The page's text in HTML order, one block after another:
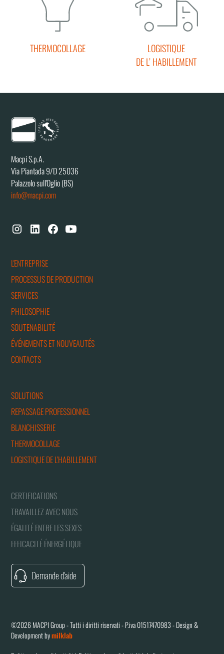
THERMOCOLLAGE
LOGISTIQUE
DE L’ HABILLEMENT
Macpi S.p.A.
Via Piantada 9/D 25036
Palazzolo sull'Oglio (BS)
info@macpi.com
L'ENTREPRISE
PROCESSUS DE PRODUCTION
SERVICES
PHILOSOPHIE
SOUTENABILITÉ
ÉVÉNEMENTS ET NOUVEAUTÉS
CONTACTS
SOLUTIONS
REPASSAGE PROFESSIONNEL
BLANCHISSERIE
THERMOCOLLAGE
LOGISTIQUE DE L’HABILLEMENT
CERTIFICATIONS
TRAVAILLEZ AVEC NOUS
ÉGALITÉ ENTRE LES SEXES
EFFICACITÉ ÉNERGÉTIQUE
Demande d'aide
©2026 MACPI Group - Tutti i diritti riservati - P.iva 01517470983 - Design &
Development bymilklab